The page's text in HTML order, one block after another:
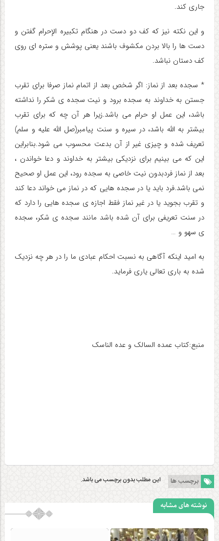
جاری کند.
و این نکته نیز که کف دو دست در هنگام تکبیره الإحرام گفتن و
دست ها را بالا بردن مکشوف باشند یعنی پوشش و ستره ای روی
کف دستان نباشد.
* سجده بعد از نماز: اگر شخص بعد از اتمام نماز صرفا برای تقرب
جستن به خداوند به سجده برود و نیت سجده ی شکر را نداشته
باشد، این عمل او حرام می باشد.زیرا هر آن چه که برای تقرب
بیشتر به الله باشد، در سیره و سنت پیامبر(صل الله علیه و سلم)
تعریف شده و چیزی غیر از آن بدعت محسوب می شود.بنابراین
این که می بینیم برای نزدیکی بیشتر به خداوند و دعا خواندن ،
بعد از نماز فردبدون نیت خاصی به سجده رود، این عمل او صحیح
نمی باشد.فرد باید یا در سجده هایی که در نماز می خواند دعا کند
و تقرب بجوید یا در غیر نماز فقط اجازه ی سجده هایی را دارد که
در سنت تعریفی برای آن شده باشد مانند سجده ی شکر، سجده
ی سهو و …
به امید اینکه آگاهی به نسبت احکام عبادی ما را در هر چه نزدیک
شده به باری تعالی یاری فرماید.
منبع:کتاب عمده السالک و عده الناسک
برچسب ها این مطلب بدون برچسب می باشد.
نوشته های مشابه